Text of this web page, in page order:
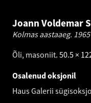
Joann Voldemar
Kolmas aastaaeg. 1965
Õli, masoniit. 50.5 ×
Osalenud oksjonil
Haus Galerii